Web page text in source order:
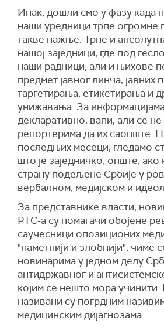
Ипак, дошли смо у фазу када
наши уредници трпе огромне
такве пажње. Трпе и
нашој заједници, где под
наши радници, али и њихове
предмет јавног линча, јавних
таргетирања, етикетирања и
унижавања. За
декларативно, вапи, али се
репортерима да их саопште.
последњих месеци, гледамо
што је заједничко, опште, ако
страну подељене Србије у
вербалном, медијском и
За представнике власти,
РТС-а су помагачи обојене
саучесници опозиционих
"паметнији и злобнији", чиме
новинарима у једном делу
антидржавног и
којим се нешто мора
називани су погрдним
медицинским дијагнозама.